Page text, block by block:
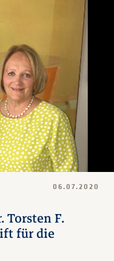
Torsten F.
für die
06.07.2020